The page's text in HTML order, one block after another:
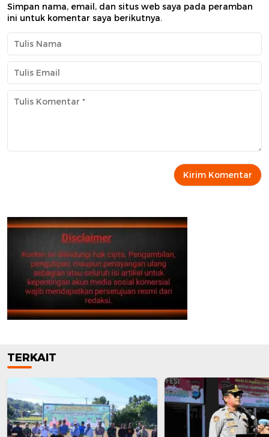
Simpan nama, email, dan situs web saya pada peramban
ini untuk komentar saya berikutnya.
TERKAIT